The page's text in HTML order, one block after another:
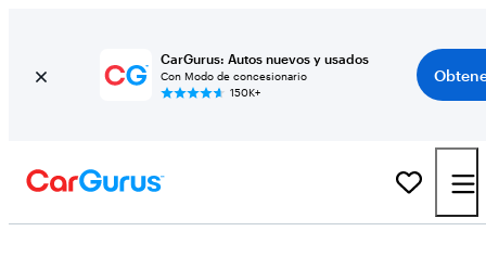
CarGurus: Autos nuevos y usados
Con Modo de concesionario
150K+